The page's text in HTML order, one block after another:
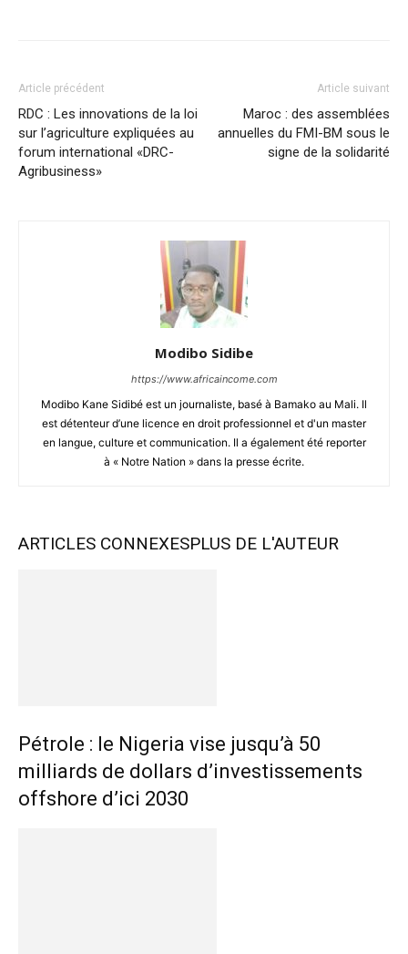
Article précédent
RDC : Les innovations de la loi
sur l’agriculture expliquées au
forum international «DRC-
Agribusiness»
Article suivant
Maroc : des assemblées
annuelles du FMI-BM sous le
signe de la solidarité
Modibo Sidibe
https://www.africaincome.com
Modibo Kane Sidibé est un journaliste, basé à Bamako au Mali. Il
est détenteur d’une licence en droit professionnel et d'un master
en langue, culture et communication. Il a également été reporter
à « Notre Nation » dans la presse écrite.
ARTICLES CONNEXESPLUS DE L'AUTEUR
Pétrole : le Nigeria vise jusqu’à 50
milliards de dollars d’investissements
offshore d’ici 2030